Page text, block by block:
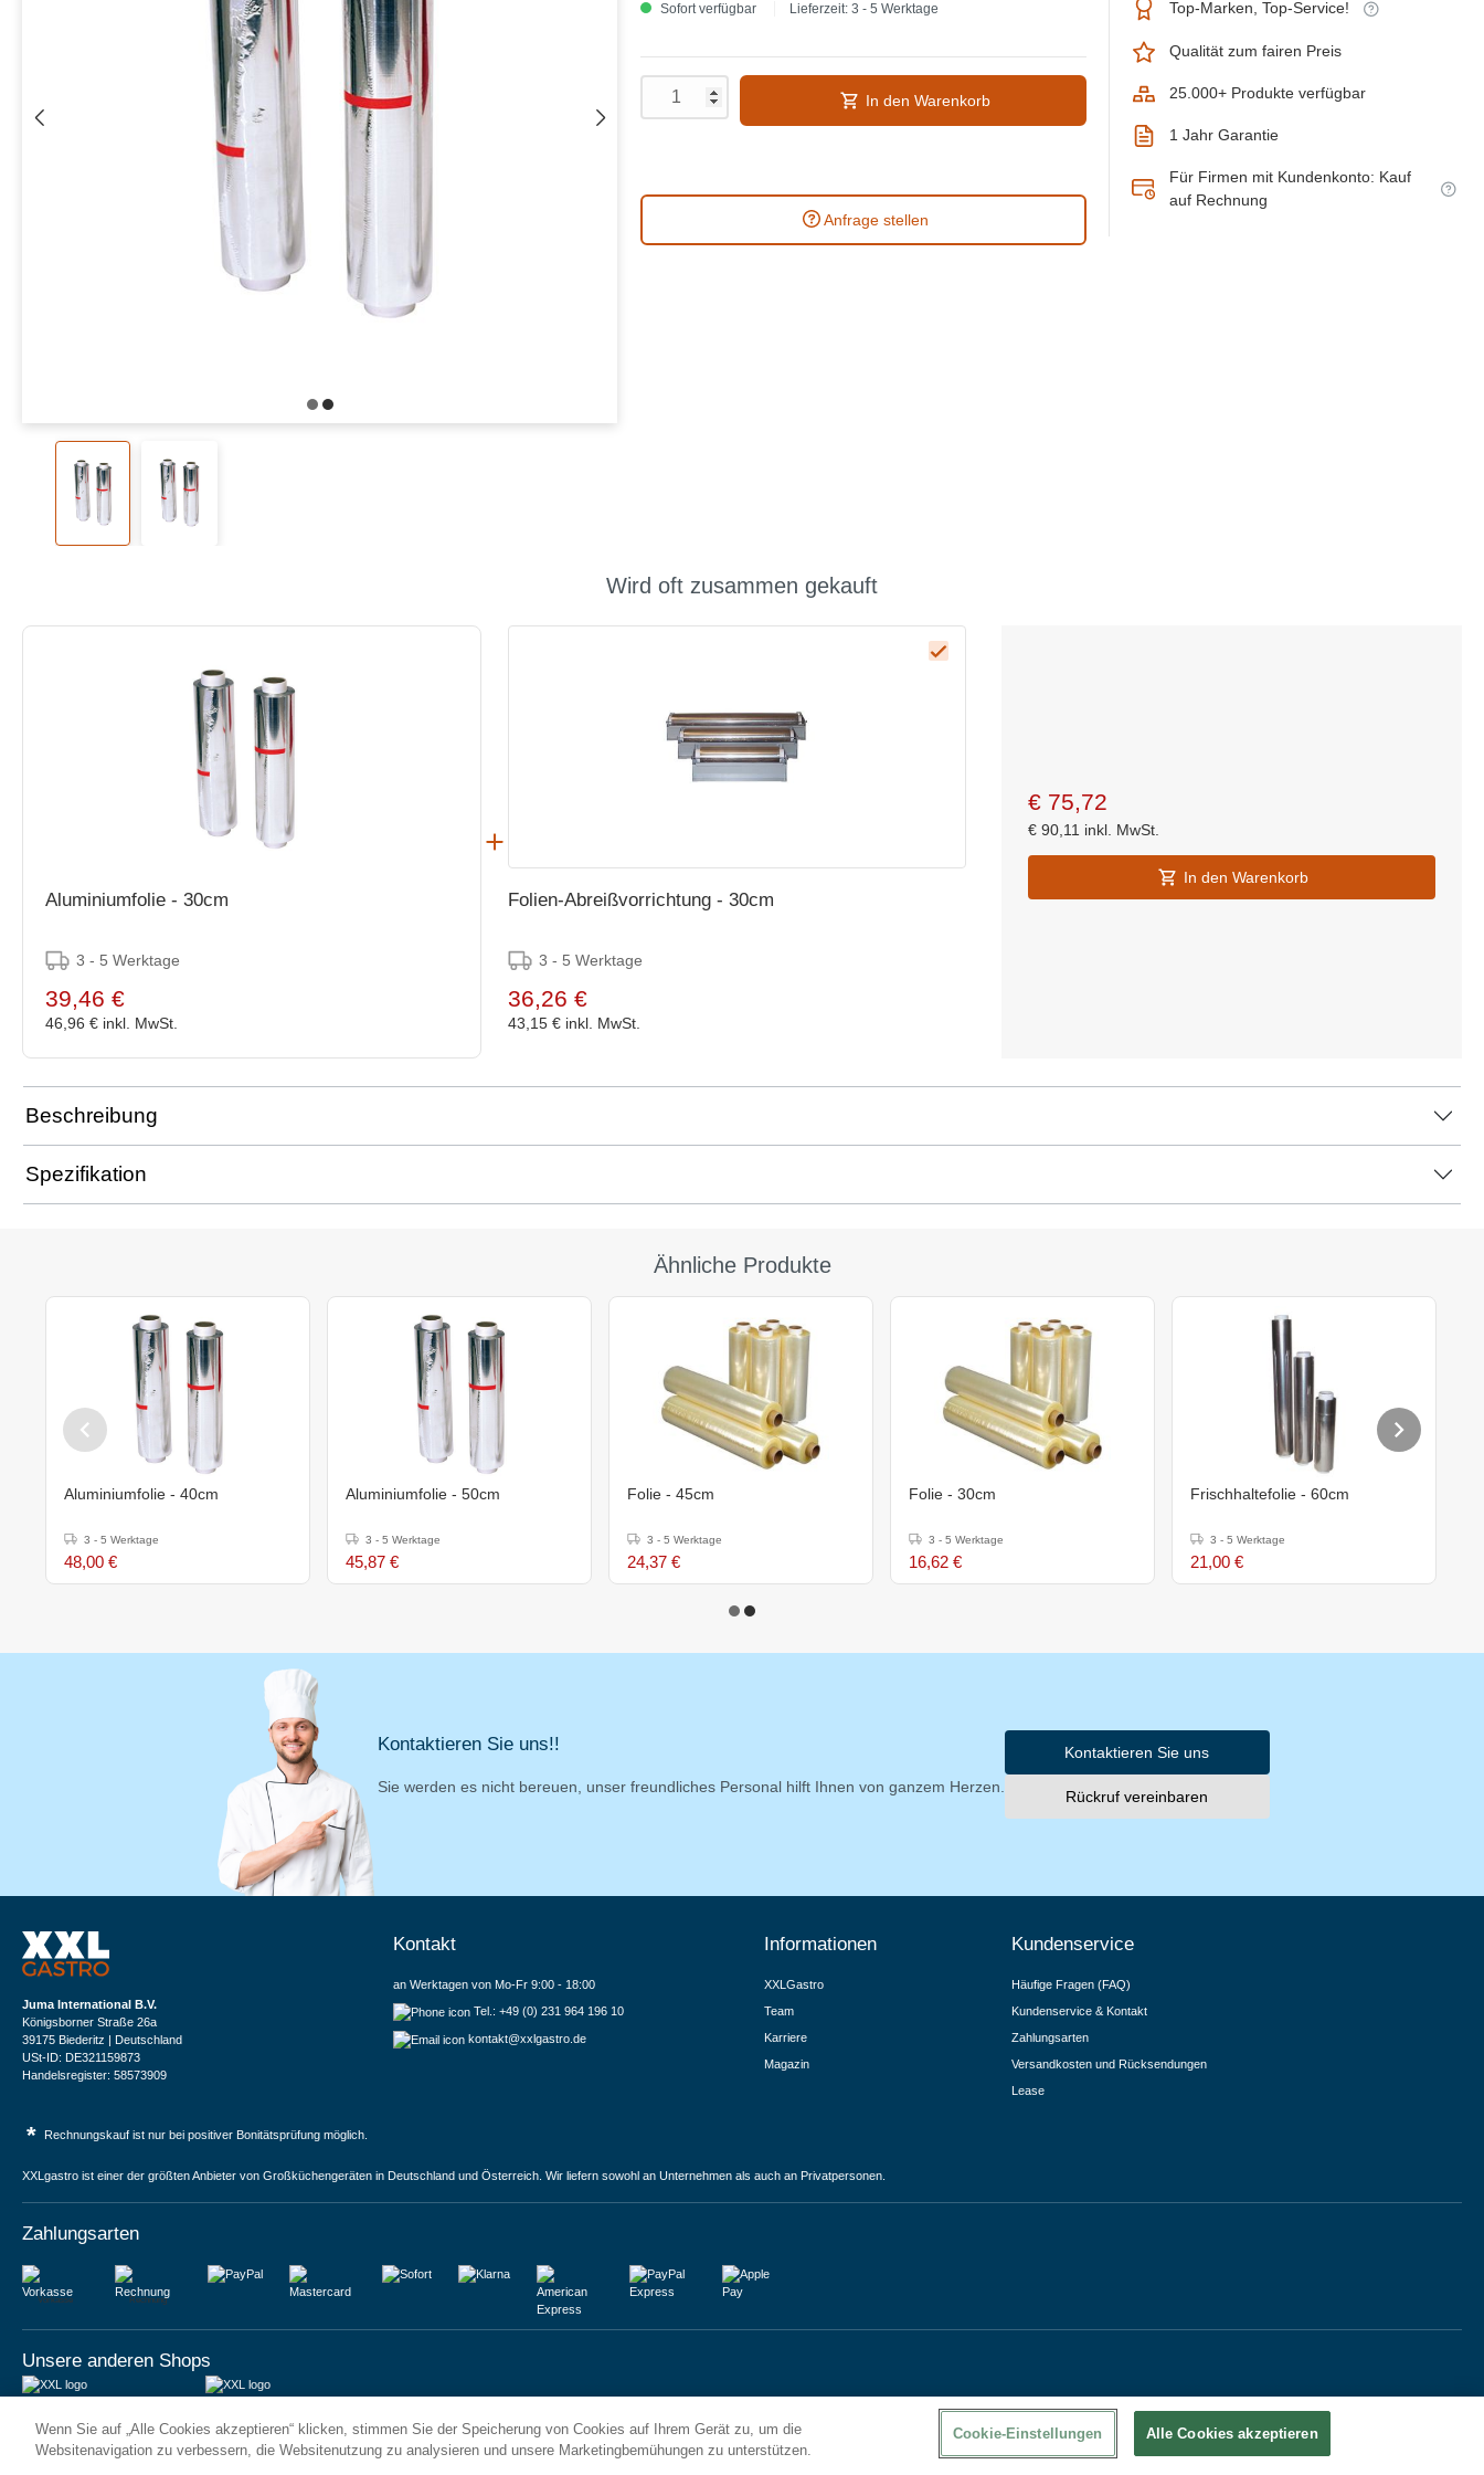
Sofort verfügbar Lieferzeit: 3 - 5 Werktage
In den Warenkorb
Anfrage stellen
Top-Marken, Top-Service!
Qualität zum fairen Preis
25.000+ Produkte verfügbar
1 Jahr Garantie
Für Firmen mit Kundenkonto: Kauf
auf Rechnung
Wird oft zusammen gekauft
Aluminiumfolie - 30cm
3 - 5 Werktage
39,46 €
46,96 € inkl. MwSt.
Folien-Abreißvorrichtung - 30cm
3 - 5 Werktage
36,26 €
43,15 € inkl. MwSt.
€ 75,72
€90,11 inkl. MwSt.
In den Warenkorb
Beschreibung
Spezifikation
Ähnliche Produkte
Aluminiumfolie - 40cm
3 - 5 Werktage
48,00 €
Aluminiumfolie - 50cm
3 - 5 Werktage
45,87 €
Folie - 45cm
3 - 5 Werktage
24,37 €
Folie - 30cm
3 - 5 Werktage
16,62 €
Frischhaltefolie - 60cm
3 - 5 Werktage
21,00 €
Kontaktieren Sie uns!!
Sie werden es nicht bereuen, unser freundliches Personal hilft Ihnen von ganzem Herzen.
Kontaktieren Sie uns
Rückruf vereinbaren
Juma International B.V.
Königsborner Straße 26a
39175 Biederitz | Deutschland
USt-ID: DE321159873
Handelsregister: 58573909
Kontakt
an Werktagen von Mo-Fr 9:00 - 18:00
Tel.: +49 (0) 231 964 196 10
kontakt@xxlgastro.de
Informationen
XXLGastro
Team
Karriere
Magazin
Kundenservice
Häufige Fragen (FAQ)
Kundenservice & Kontakt
Zahlungsarten
Versandkosten und Rücksendungen
Lease
* Rechnungskauf ist nur bei positiver Bonitätsprüfung möglich.
XXLgastro ist einer der größten Anbieter von Großküchengeräten in Deutschland und Österreich. Wir liefern sowohl an Unternehmen als auch an Privatpersonen.
Zahlungsarten
Vorkasse Rechnung
Unsere anderen Shops
6 Rue des Bateliers
92110 Clichy | France
Vrijheidweg 34
1521RR Wormerveer | Nederland
Wenn Sie auf „Alle Cookies akzeptieren“ klicken, stimmen Sie der Speicherung von Cookies auf Ihrem Gerät zu, um die
Websitenavigation zu verbessern, die Websitenutzung zu analysieren und unsere Marketingbemühungen zu unterstützen.
Cookie-Einstellungen Alle Cookies akzeptieren